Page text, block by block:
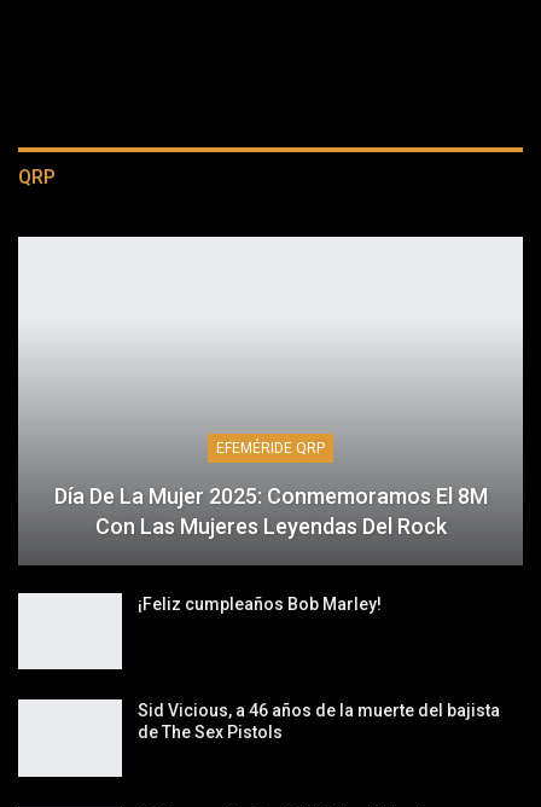
QRP
EFEMÉRIDE QRP
Día De La Mujer 2025: Conmemoramos El 8M
Con Las Mujeres Leyendas Del Rock
¡Feliz cumpleaños Bob Marley!
Sid Vicious, a 46 años de la muerte del bajista
de The Sex Pistols